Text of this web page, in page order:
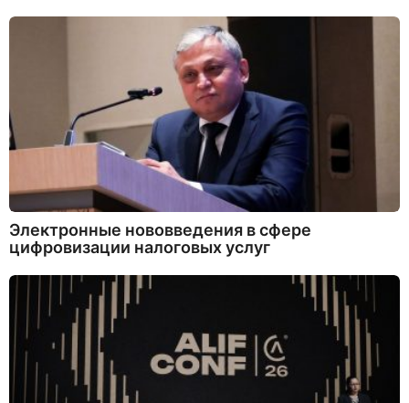
Электронные нововведения в сфере
цифровизации налоговых услуг